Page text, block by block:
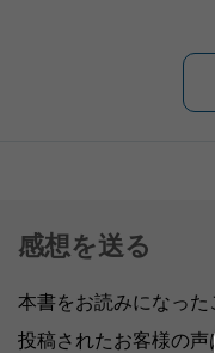
感想を送る
本書をお読みになった
投稿されたお客様の声